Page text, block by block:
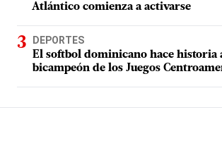
Atlántico comienza a activarse
DEPORTES
El softbol dominicano hace historia
bicampeón de los Juegos